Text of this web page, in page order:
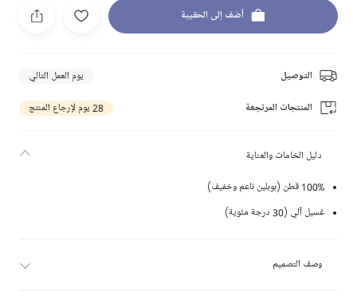
أضف إلى الحقيبة
التوصيل يوم العمل التالي
المنتجات المرتجعة 28 يوم لإرجاع المنتج
دليل الخامات والعناية
100% قطن (بوبلين ناعم وخفيف)
غسيل آلي (30 درجة مئوية)
وصف التصميم